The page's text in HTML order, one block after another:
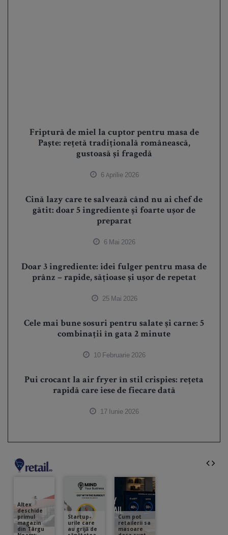
Friptură de miel la cuptor pentru masa de
Paște: rețetă tradițională românească,
gustoasă și fragedă
6 Aprilie 2026
Cină lazy care te salvează când nu ai chef de
gătit: doar 5 ingrediente și foarte ușor de
preparat
6 Mai 2026
Doar 3 ingrediente: idei fulger pentru masa de
prânz – rapide, sățioase și ușor de repetat
25 Mai 2026
Cele mai bune sosuri pentru salate și carne: 5
combinații în gata 2 minute
10 Februarie 2026
Pui crocant la air fryer în stil crispies: rețeta
rapidă care iese de fiecare dată
17 Iunie 2026